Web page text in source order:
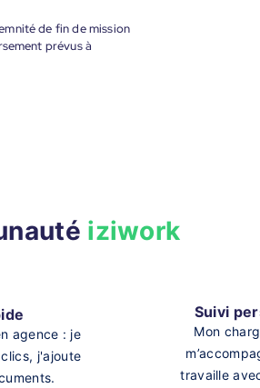
de fin de mission
prévus à
iziwork
agence : je
j'ajoute
Suivi
Mon
travaille